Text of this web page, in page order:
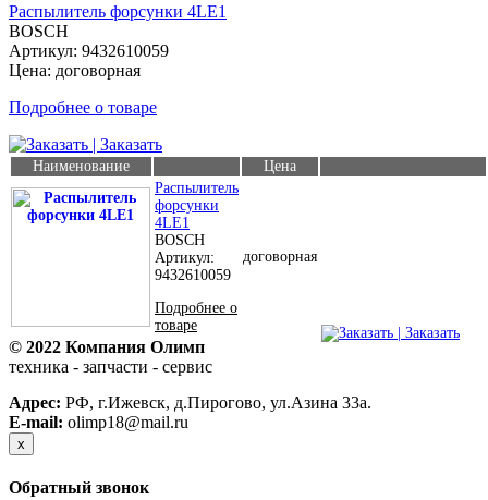
Распылитель форсунки 4LE1
BOSCH
Артикул: 9432610059
Цена: договорная
Подробнее о товаре
| Заказать
Наименование
Цена
Распылитель
форсунки
4LE1
BOSCH
Артикул:
9432610059
Подробнее о
товаре
договорная
| Заказать
© 2022 Компания Олимп
техника - запчасти - сервис
Адрес: РФ, г.Ижевск, д.Пирогово, ул.Азина 33а.
E-mail: olimp18@mail.ru
x
Обратный звонок